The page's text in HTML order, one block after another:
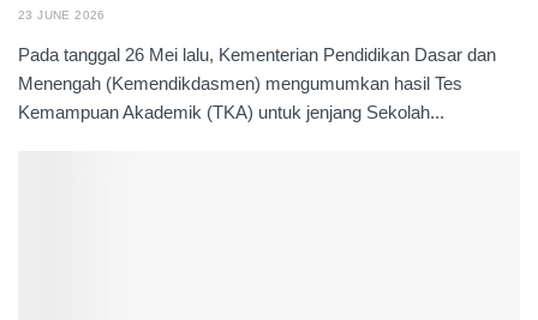
23 JUNE 2026
Pada tanggal 26 Mei lalu, Kementerian Pendidikan Dasar dan
Menengah (Kemendikdasmen) mengumumkan hasil Tes
Kemampuan Akademik (TKA) untuk jenjang Sekolah...